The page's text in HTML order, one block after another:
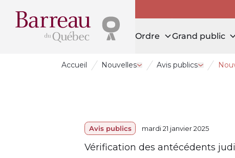
Ordre Grand public
Accueil Nouvelles Ouvrir le tiroir Nouvelles
Avis publics Ouvrir le
Avis publics mardi 21 janvier 2025
Vérification des antécédents